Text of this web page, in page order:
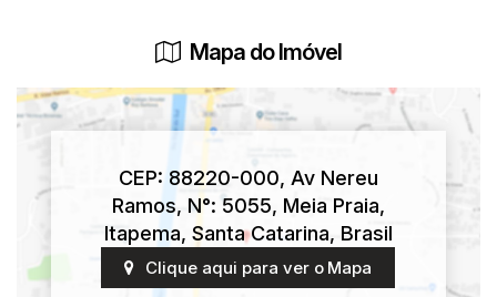
Mapa do Imóvel
CEP: 88220-000, Av Nereu
Ramos, N°: 5055, Meia Praia,
Itapema, Santa Catarina, Brasil
Clique aqui para ver o Mapa